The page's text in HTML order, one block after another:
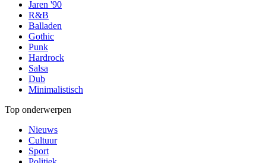
Jaren '90
R&B
Balladen
Gothic
Punk
Hardrock
Salsa
Dub
Minimalistisch
Top onderwerpen
Nieuws
Cultuur
Sport